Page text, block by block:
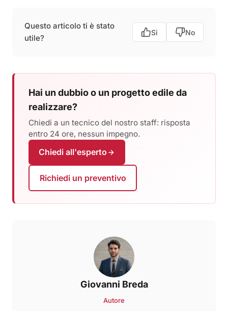
Questo articolo ti è stato
utile?
Si No
Hai un dubbio o un progetto edile da
realizzare?
Chiedi a un tecnico del nostro staff: risposta
entro 24 ore, nessun impegno.
Chiedi all'esperto
Richiedi un preventivo
Giovanni Breda
Autore